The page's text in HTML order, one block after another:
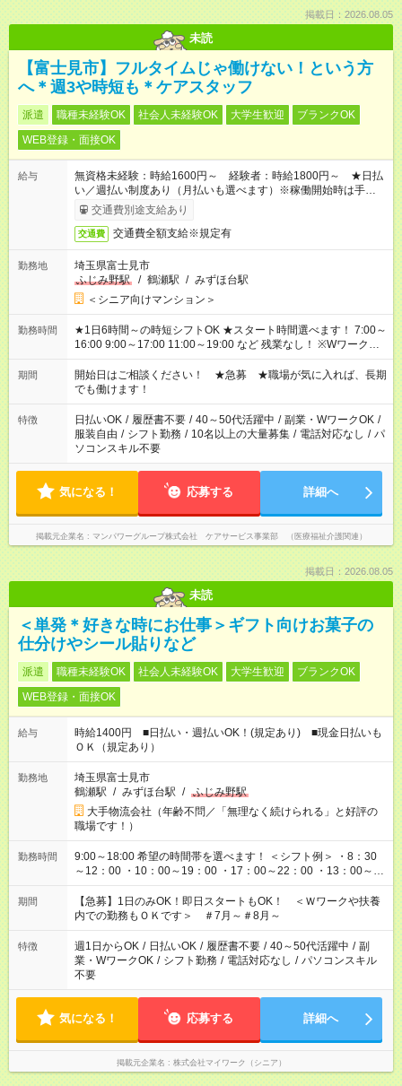
掲載日：2026.08.05
未読
【富士見市】フルタイムじゃ働けない！という方
へ＊週3や時短も＊ケアスタッフ
派遣 職種未経験OK 社会人未経験OK 大学生歓迎
ブランクOK
WEB登録・面接OK
給与
無資格未経験：時給1600円～ 経験者：時給1800円～ ★日払
い／週払い制度あり（月払いも選べます）※稼働開始時は手続き
完了次第のお支払いとなります。
交通費別途支給あり
交通費 交通費全額支給※規定有
勤務地
埼玉県富士見市
ふじみ野駅
/ 鶴瀬駅 / みずほ台駅
＜シニア向けマンション＞
勤務時間
★1日6時間～の時短シフトOK ★スタート時間選べます！ 7:00～
16:00 9:00～17:00 11:00～19:00 など 残業なし！ ※Wワークの
場合、他のお仕事と合わせ週40時間超の就業はご案内できませ
ん ※法令に基づき、週20時間以上勤務は社会保険への加入対象
となります ※労働者派遣法（日雇い派遣の原則禁止）により、
短時間・短期間の就業はご案内が難しい場合があります
期間
開始日はご相談ください！ ★急募 ★職場が気に入れば、長期
でも働けます！
特徴 日払いOK / 履歴書不要 / 40～50代活躍中 / 副業・WワークOK /
服装自由 / シフト勤務 / 10名以上の大量募集 / 電話対応なし / パ
ソコンスキル不要
気になる！ 応募する 詳細へ
掲載元企業名 マンパワーグループ株式会社 ケアサービス事業部 （医療福祉介護関連）
掲載日：2026.08.05
未読
＜単発＊好きな時にお仕事＞ギフト向けお菓子の
仕分けやシール貼りなど
派遣 職種未経験OK 社会人未経験OK 大学生歓迎
ブランクOK
WEB登録・面接OK
給与
時給1400円 ■日払い・週払いOK！(規定あり) ■現金日払いも
ＯＫ（規定あり）
勤務地
埼玉県富士見市
鶴瀬駅 / みずほ台駅 / ふじみ野駅
大手物流会社（年齢不問／「無理なく続けられる」と好評の
職場です！）
勤務時間
9:00～18:00 希望の時間帯を選べます！ ＜シフト例＞ ・8：30
～12：00 ・10：00～19：00 ・17：00～22：00 ・13：00～
22：00 ・22：00～翌6：00 など
期間
【急募】1日のみOK！即日スタートもOK！ ＜Ｗワークや扶養
内での勤務もＯＫです＞ ＃7月～＃8月～
特徴 週1日からOK / 日払いOK / 履歴書不要 / 40～50代活躍中 / 副
業・WワークOK / シフト勤務 / 電話対応なし / パソコンスキル
不要
気になる！ 応募する 詳細へ
掲載元企業名 株式会社マイワーク（シニア）